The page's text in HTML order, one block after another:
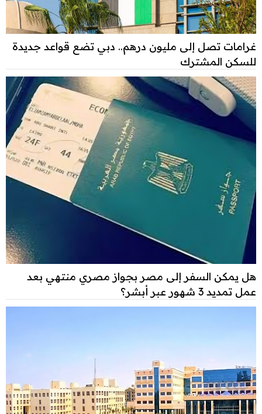
غرامات تصل إلى مليون درهم.. دبي تضع قواعد جديدة
للسكن المشترك
هل يمكن السفر إلى مصر بجواز مصري منتهي بعد
عمل تمديد 3 شهور عبر أبشر؟